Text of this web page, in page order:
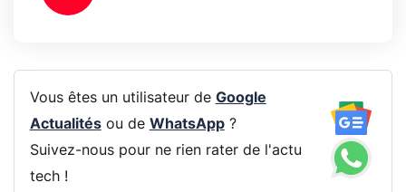
Vous êtes un utilisateur de Google
Actualitésou de WhatsApp?
Suivez-nous pour ne rien rater de l'actu
tech !